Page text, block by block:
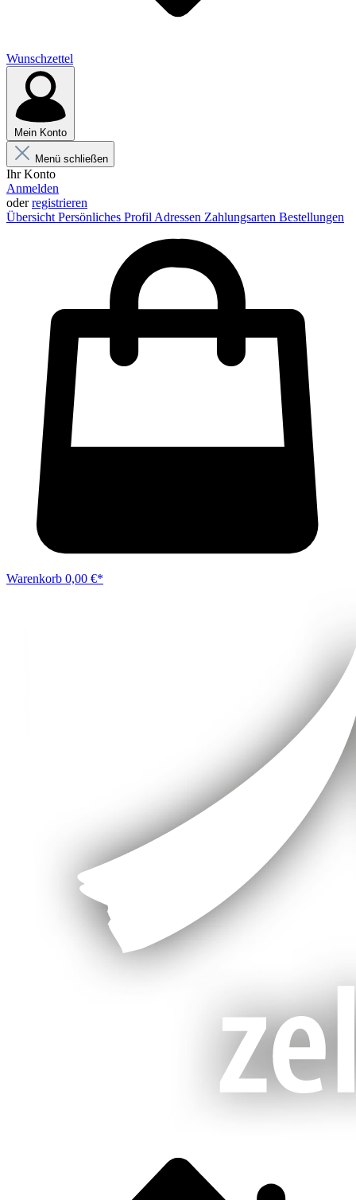
Wunschzettel
Mein Konto
Menü schließen
Ihr Konto
Anmelden
oderregistrieren
Übersicht Persönliches Profil Adressen Zahlungsarten Bestellungen
Warenkorb 0,00 €*